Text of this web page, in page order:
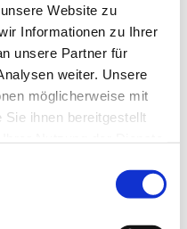
Website zu
Informationen zu Ihrer
unsere Partner für
weiter. Unsere
möglicherweise mit
ihnen bereitgestellt
Sie auch